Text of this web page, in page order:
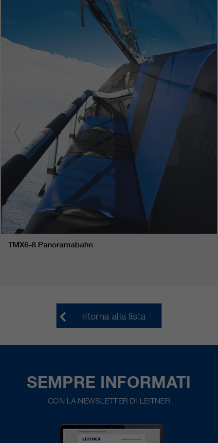
TMX6-8 Panoramabahn
ritorna alla lista
SEMPRE INFORMATI
CON LA NEWSLETTER DI LEITNER